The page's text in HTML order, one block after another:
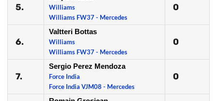
5.
Williams
Williams FW37 - Mercedes
0
6.
Valtteri Bottas
Williams
Williams FW37 - Mercedes
0
7.
Sergio Perez Mendoza
Force India
Force India VJM08 - Mercedes
0